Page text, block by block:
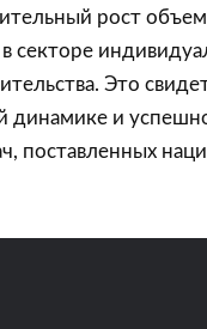
рост
секторе
Это
динамике и
поставленных